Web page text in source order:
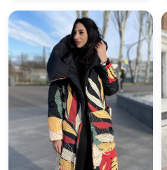
6 400
грн